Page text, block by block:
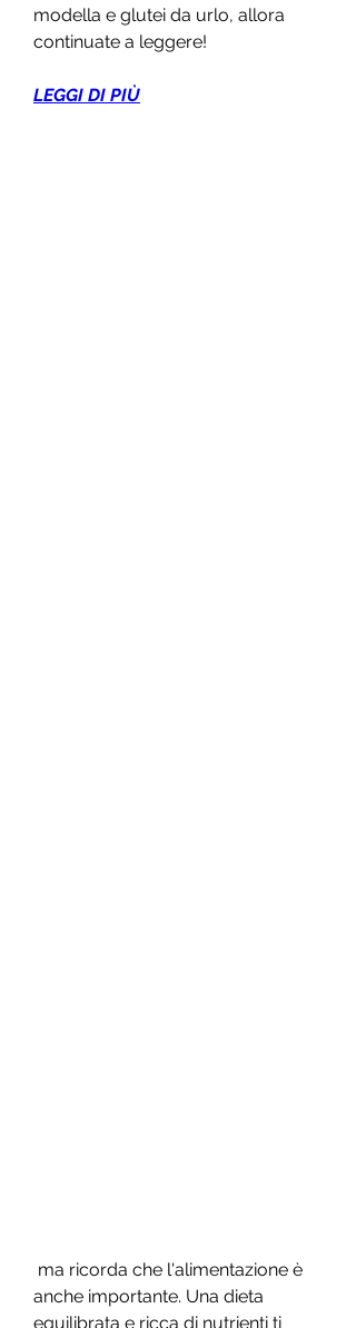
modella e glutei da urlo, allora
continuate a leggere!
LEGGI DI PIÙ
anche importante. Una dieta
equilibrata e ricca di nutrienti ti